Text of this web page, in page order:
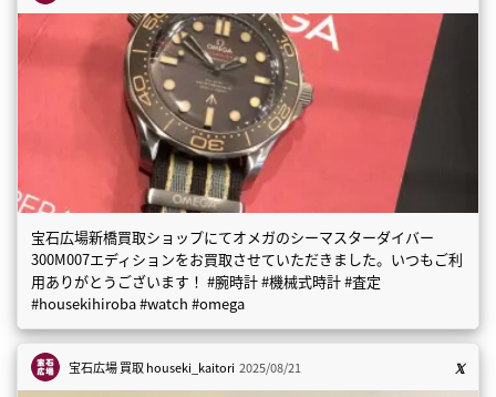
宝石広場新橋買取ショップにてオメガのシーマスターダイバー
300M007エディションをお買取させていただきました。いつもご利
用ありがとうございます！ #腕時計 #機械式時計 #査定
#housekihiroba #watch #omega
宝石広場 買取houseki_kaitori 2025/08/21